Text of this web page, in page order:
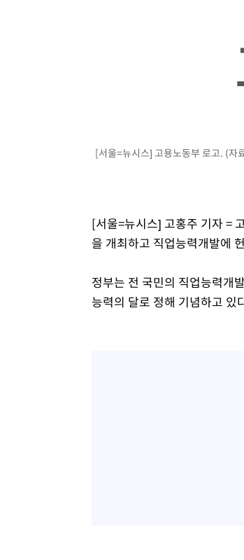
[서울=뉴시스] 고용노동부 로고. (자
[서울=뉴시스] 고홍주 기자 =
을 개최하고 직업능력개발에
정부는 전 국민의 직업능력개
능력의 달로 정해 기념하고